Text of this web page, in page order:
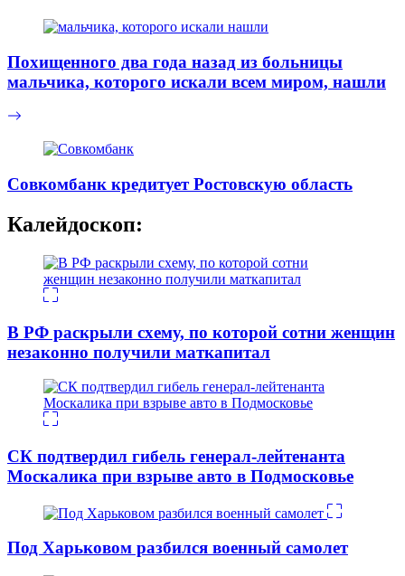
Похищенного два года назад из больницы
мальчика, которого искали всем миром, нашли
Совкомбанк кредитует Ростовскую область
Калейдоскоп:
В РФ раскрыли схему, по которой сотни женщин
незаконно получили маткапитал
СК подтвердил гибель генерал-лейтенанта
Москалика при взрыве авто в Подмосковье
Под Харьковом разбился военный самолет